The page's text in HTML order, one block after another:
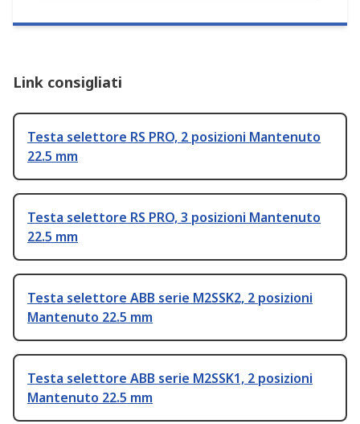
Link consigliati
Testa selettore RS PRO, 2 posizioni Mantenuto
22.5 mm
Testa selettore RS PRO, 3 posizioni Mantenuto
22.5 mm
Testa selettore ABB serie M2SSK2, 2 posizioni
Mantenuto 22.5 mm
Testa selettore ABB serie M2SSK1, 2 posizioni
Mantenuto 22.5 mm